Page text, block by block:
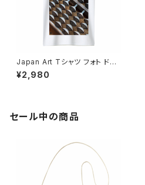
Japan Art Tシャツ フォト ドラ
イ GLIMMER ポリエステル 写
真プリント UVカット 吸汗 速乾
n casual original harley sor
oban そろばん
¥2,980
セール中の商品